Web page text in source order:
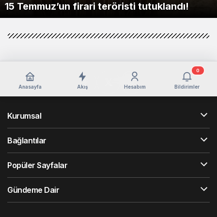
15 Temmuz’un firari teröristi tutuklandı!
Rüzgar sert esecek, sıcaklık değişmeyecek
Gün Geçti, Bakanlık Hâlâ Sessiz”
pazarlarıyla buluşturmaya devam ediyor
5 BAŞKAN BİR ARADA ESNAFIN YANINDA
BAŞLADI
dönüşebilir
BASIN AÇIKLAMASI
Yazın bacaklarda pıhtı tehlikesi artıyor!
hazırlandı!
Anasayfa Akış Hesabım Bildirimler
0
Kurumsal
Bağlantılar
Popüler Sayfalar
Gündeme Dair